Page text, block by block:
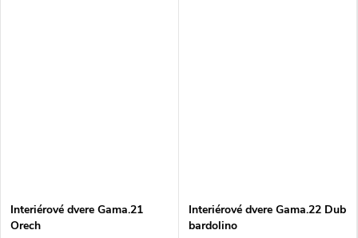
Interiérové dvere Gama.21
Orech
Interiérové dvere Gama.22 Dub
bardolino